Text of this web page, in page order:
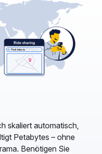
skaliert automatisch,
Petabytes – ohne
Benötigen Sie